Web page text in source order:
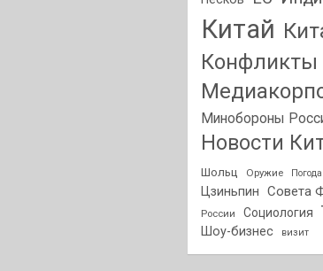
Китай
Конфликты
Минобороны
Новости
Шольц
Оружие Погода
Цзиньпин
Совета
России
Социология
Шоу-бизнес визит